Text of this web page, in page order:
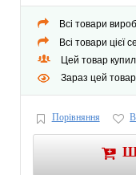
Всі товари
Всі товари цієї
Цей товар
Зараз цей
Порівняння